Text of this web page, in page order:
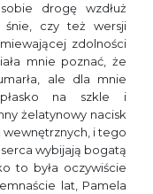
drogę wzdłuż
czy też wersji
zdolności
mnie poznać, że
ale dla mnie
płasko na szkle i
żelatynowy nacisk
wewnętrznych, i tego
wybijają bogatą
to była oczywiście
lat, Pamela